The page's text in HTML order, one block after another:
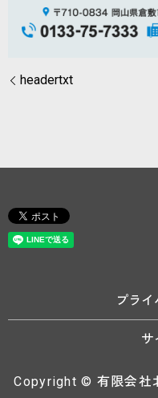
headertxt
プラ
サ
Copyright © 有限会社